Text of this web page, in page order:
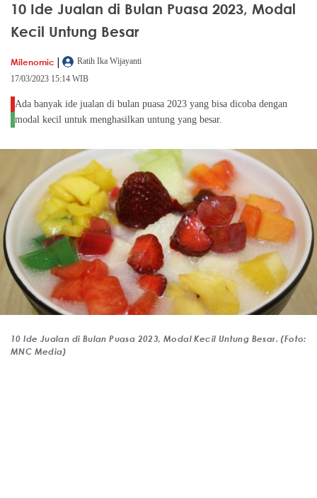
10 Ide Jualan di Bulan Puasa 2023, Modal
Kecil Untung Besar
Milenomic |
Ratih Ika Wijayanti
17/03/2023 15:14 WIB
Ada banyak ide jualan di bulan puasa 2023 yang bisa dicoba dengan
modal kecil untuk menghasilkan untung yang besar.
10 Ide Jualan di Bulan Puasa 2023, Modal Kecil Untung Besar. (Foto:
MNC Media)